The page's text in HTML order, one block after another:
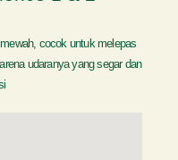
cocok untuk melepas
udaranya yang segar dan